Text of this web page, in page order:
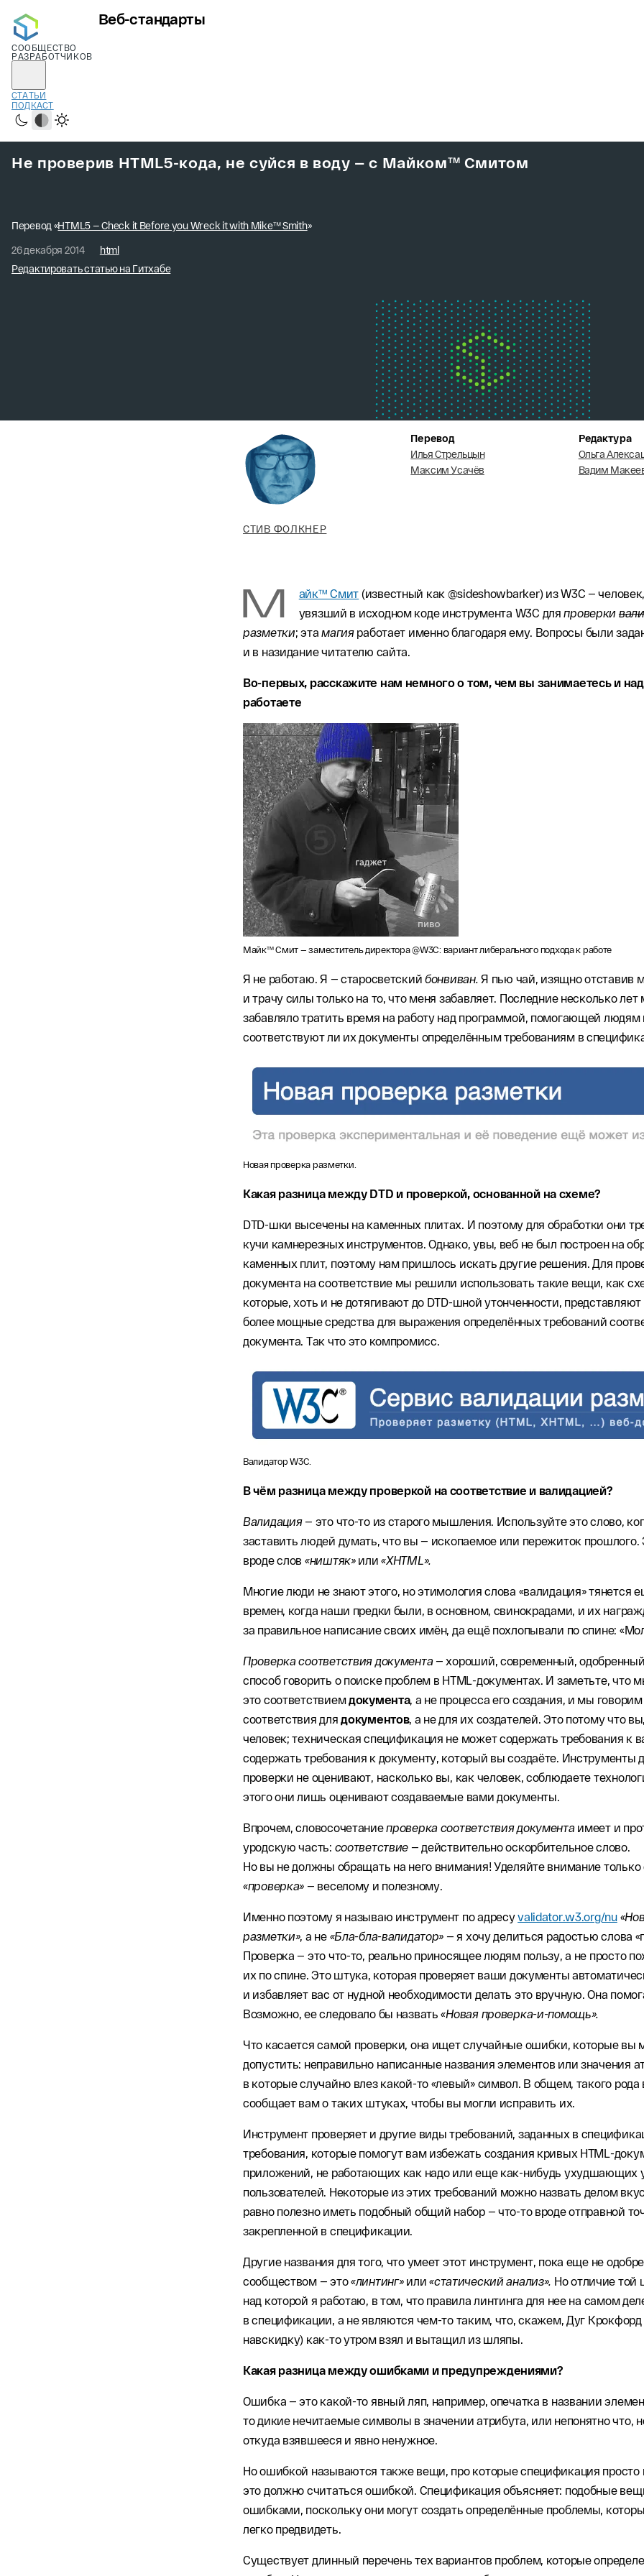
Веб-стандарты
СООБЩЕСТВО
РАЗРАБОТЧИКОВ
СТАТЬИ
ПОДКАСТ
Не проверив HTML5-кода, не суйся в воду — с Майком™ Смитом
Перевод «HTML5 — Check it Before you Wreck it with Mike™ Smith»
26 декабря 2014
html
Редактировать статью на Гитхабе
СТИВ ФОЛКНЕР
Перевод
Илья Стрельцын
Максим Усачёв
Редактура
Ольга
Вадим
М айк™ Смит (известный как @sideshowbarker) из W3C —
увязший в исходном коде инструмента W3C дляпроверки
разметки; этамагияработает именно благодаря ему. Вопросы были
и в назидание читателю сайта.
Во-первых, расскажите нам немного о том, чем вы занимаетесь и
работаете
Майк™ Смит — заместитель директора @W3C: вариант либерального подхода к работе
Я не работаю. Я — старосветскийбонвиван. Я пью чай, изящно отставив
и трачу силы только на то, что меня забавляет. Последние несколько лет
забавляло тратить время на работу над программой, помогающей людям
соответствуют ли их документы определённым требованиям в
Новая проверка разметки.
Какая разница между DTD и проверкой, основанной на схеме?
DTD-шки высечены на каменных плитах. И поэтому для обработки они
кучи камнерезных инструментов. Однако, увы, веб не был построен на
каменных плит, поэтому нам пришлось искать другие решения. Для
документа на соответствие мы решили использовать такие вещи, как
которые, хоть и не дотягивают до DTD-шной утонченности, представляют
более мощные средства для выражения определённых требований
документа. Так что это компромисс.
Валидатор W3C.
В чём разница между проверкой на соответствие и валидацией?
Валидация— это что-то из старого мышления. Используйте это слово,
заставить людей думать, что вы — ископаемое или пережиток прошлого.
вроде слов «ништяк»или«XHTML».
Многие люди не знают этого, но этимология слова «валидация» тянется
времен, когда наши предки были, в основном, свинокрадами, и их
за правильное написание своих имён, да ещё похлопывали по спине:
Проверка соответствия документа— хороший, современный,
способ говорить о поиске проблем в HTML-документах. И заметьте, что
это соответствием документа, а не процесса его создания, и мы
соответствия для документов, а не для их создателей. Это потому что
человек; техническая спецификация не может содержать требования к
содержать требования к документу, который вы создаёте. Инструменты
проверки не оценивают, насколько вы, как человек, соблюдаете
этого они лишь оценивают создаваемые вами документы.
Впрочем, словосочетаниепроверка соответствия документаимеет и
уродскую часть: соответствие — действительно оскорбительное слово.
Но вы не должны обращать на него внимания! Уделяйте внимание только
«проверка» — веселому и полезному.
Именно поэтому я называю инструмент по адресуvalidator.w3.org/nu
разметки», а не «Бла-бла-валидатор» — я хочу делиться радостью слова
Проверка — это что-то, реально приносящее людям пользу, а не просто
их по спине. Это штука, которая проверяет ваши документы
и избавляет вас от нудной необходимости делать это вручную. Она
Возможно, ее следовало бы назвать«Новая проверка-и-помощь».
Что касается самой проверки, она ищет случайные ошибки, которые вы
допустить: неправильно написанные названия элементов или значения
в которые случайно влез какой-то «левый» символ. В общем, такого
сообщает вам о таких штуках, чтобы вы могли исправить их.
Инструмент проверяет и другие виды требований, заданных в
требования, которые помогут вам избежать создания кривых HTML-
приложений, не работающих как надо или еще как-нибудь ухудшающих
пользователей. Некоторые из этих требований можно назвать делом
равно полезно иметь подобный общий набор — что-то вроде отправной
закрепленной в спецификации.
Другие названия для того, что умеет этот инструмент, пока еще не
сообществом — это«линтинг»или«статический анализ». Но отличие той
над которой я работаю, в том, что правила линтинга для нее на самом
в спецификации, а не являются чем-то таким, что, скажем, Дуг
навскидку) как-то утром взял и вытащил из шляпы.
Какая разница между ошибками и предупреждениями?
Ошибка — это какой-то явный ляп, например, опечатка в названии
то дикие нечитаемые символы в значении атрибута, или непонятно что,
откуда взявшееся и явно ненужное.
Но ошибкой называются также вещи, про которые спецификация просто
это должно считаться ошибкой. Спецификация объясняет: подобные
ошибками, поскольку они могут создать определённые проблемы,
легко предвидеть.
Существует длинный перечень тех вариантов проблем, которые